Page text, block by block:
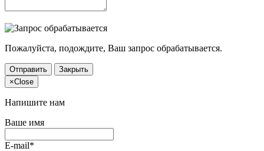
Пожалуйста, подождите, Ваш запрос обрабатывается.
Отправить
Закрыть
×Close
Напишите нам
Ваше имя
E-mail*